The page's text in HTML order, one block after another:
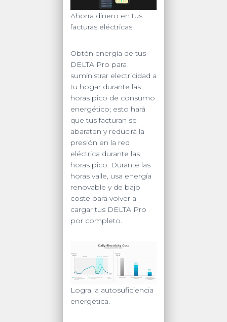
Ahorra dinero en tus
facturas eléctricas.
Obtén energía de tus
DELTA Pro para
suministrar electricidad a
tu hogar durante las
horas pico de consumo
energético; esto hará
que tus facturan se
abaraten y reducirá la
presión en la red
eléctrica durante las
horas pico. Durante las
horas valle, usa energía
renovable y de bajo
coste para volver a
cargar tus DELTA Pro
por completo.
Logra la autosuficiencia
energética.